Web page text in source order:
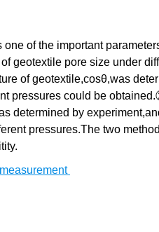
one of the important
geotextile pore size under
of geotextile,cosθ,was
pressures could be
determined by
pressures.The two
measurement